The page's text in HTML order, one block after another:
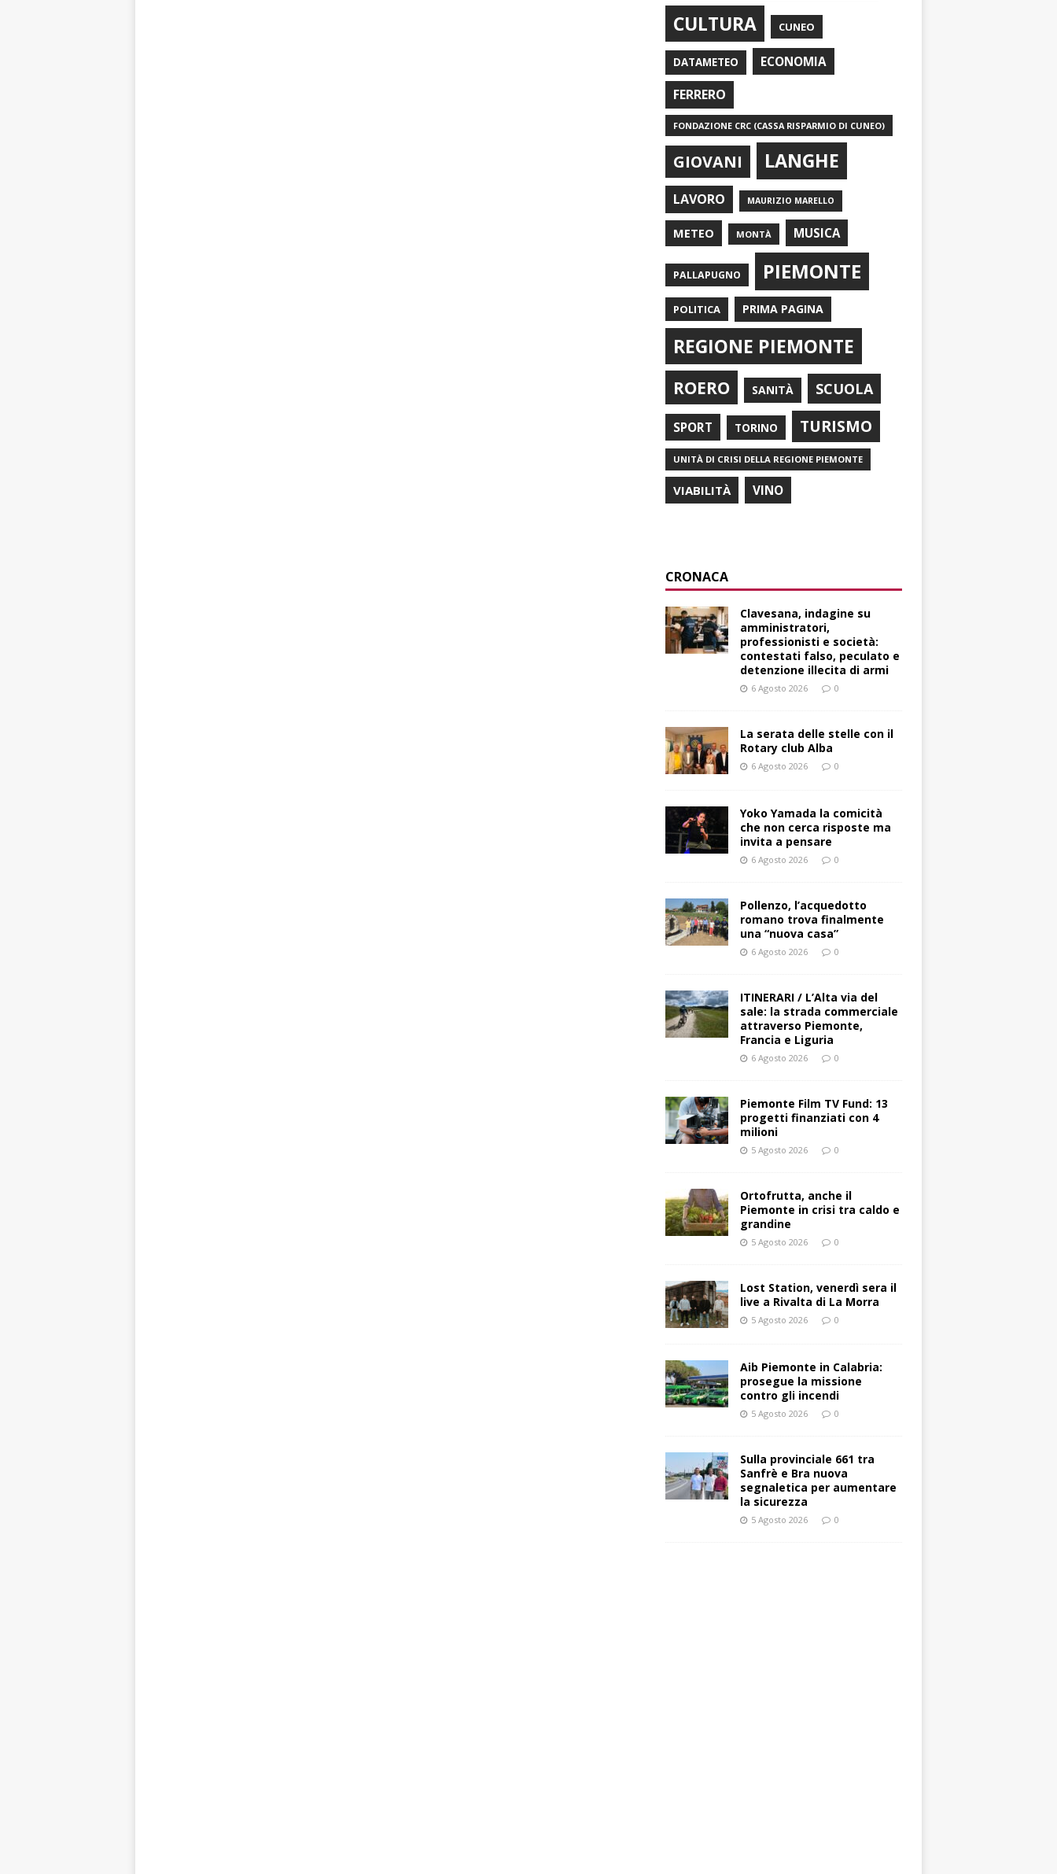
CULTURA CUNEO
DATAMETEO ECONOMIA
FERRERO
FONDAZIONE CRC (CASSA RISPARMIO DI CUNEO)
GIOVANI LANGHE
LAVORO MAURIZIO MARELLO
METEO MONTÀ MUSICA
PALLAPUGNO PIEMONTE
POLITICA PRIMA PAGINA
REGIONE PIEMONTE
ROERO SANITÀ SCUOLA
SPORT TORINO TURISMO
UNITÀ DI CRISI DELLA REGIONE PIEMONTE
VIABILITÀ VINO
CRONACA
Clavesana, indagine su
amministratori,
professionisti e società:
contestati falso, peculato e
detenzione illecita di armi
6 Agosto 2026 0
La serata delle stelle con il
Rotary club Alba
6 Agosto 2026 0
Yoko Yamada la comicità
che non cerca risposte ma
invita a pensare
6 Agosto 2026 0
Pollenzo, l’acquedotto
romano trova finalmente
una “nuova casa”
6 Agosto 2026 0
ITINERARI / L’Alta via del
sale: la strada commerciale
attraverso Piemonte,
Francia e Liguria
6 Agosto 2026 0
Piemonte Film TV Fund: 13
progetti finanziati con 4
milioni
5 Agosto 2026 0
Ortofrutta, anche il
Piemonte in crisi tra caldo e
grandine
5 Agosto 2026 0
Lost Station, venerdì sera il
live a Rivalta di La Morra
5 Agosto 2026 0
Aib Piemonte in Calabria:
prosegue la missione
contro gli incendi
5 Agosto 2026 0
Sulla provinciale 661 tra
Sanfrè e Bra nuova
segnaletica per aumentare
la sicurezza
5 Agosto 2026 0